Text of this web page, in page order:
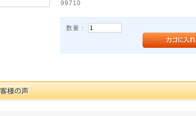
99710
数量：